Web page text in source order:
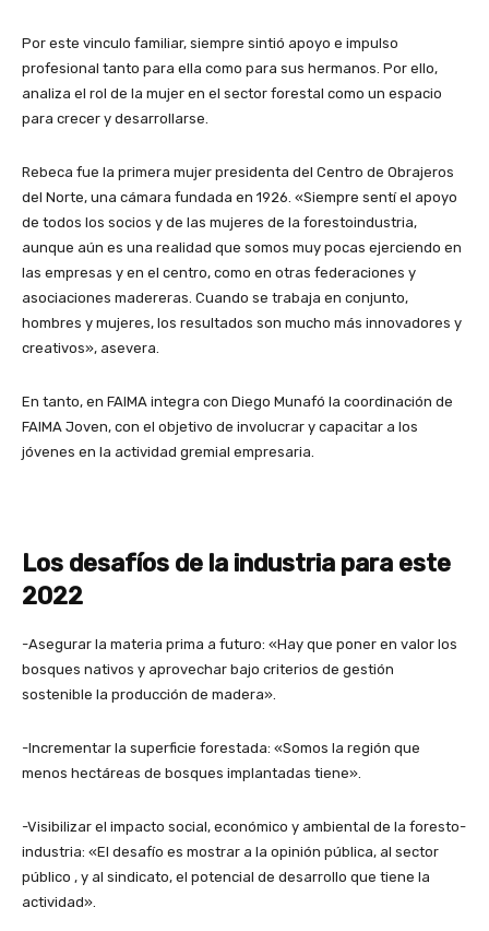
Por este vinculo familiar, siempre sintió apoyo e impulso
profesional tanto para ella como para sus hermanos. Por ello,
analiza el rol de la mujer en el sector forestal como un espacio
para crecer y desarrollarse.
Rebeca fue la primera mujer presidenta del Centro de Obrajeros
del Norte, una cámara fundada en 1926. «Siempre sentí el apoyo
de todos los socios y de las mujeres de la forestoindustria,
aunque aún es una realidad que somos muy pocas ejerciendo en
las empresas y en el centro, como en otras federaciones y
asociaciones madereras. Cuando se trabaja en conjunto,
hombres y mujeres, los resultados son mucho más innovadores y
creativos», asevera.
En tanto, en FAIMA integra con Diego Munafó la coordinación de
FAIMA Joven, con el objetivo de involucrar y capacitar a los
jóvenes en la actividad gremial empresaria.
Los desafíos de la industria para este
2022
-Asegurar la materia prima a futuro: «Hay que poner en valor los
bosques nativos y aprovechar bajo criterios de gestión
sostenible la producción de madera».
-Incrementar la superficie forestada: «Somos la región que
menos hectáreas de bosques implantadas tiene».
-Visibilizar el impacto social, económico y ambiental de la foresto-
industria: «El desafío es mostrar a la opinión pública, al sector
público , y al sindicato, el potencial de desarrollo que tiene la
actividad».